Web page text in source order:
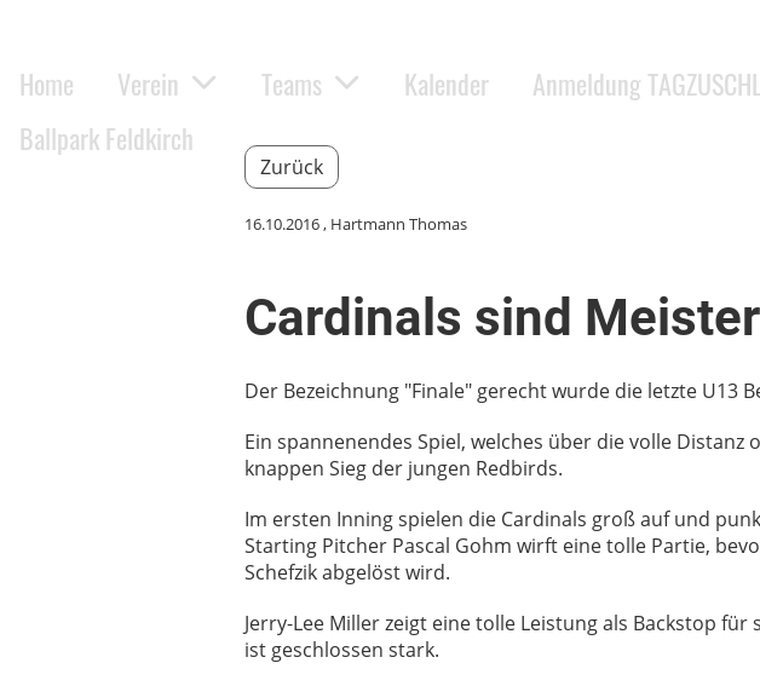
Home Verein Teams Kalender Anmeldung
Ballpark Feldkirch
Zurück
16.10.2016, Hartmann Thomas
Cardinals sind Meister
Der Bezeichnung "Finale" gerecht wurde die letzte U13
Ein spannenendes Spiel, welches über die volle Distanz
knappen Sieg der jungen Redbirds.
Im ersten Inning spielen die Cardinals groß auf und
Starting Pitcher Pascal Gohm wirft eine tolle Partie,
Schefzik abgelöst wird.
Jerry-Lee Miller zeigt eine tolle Leistung als Backstop
ist geschlossen stark.